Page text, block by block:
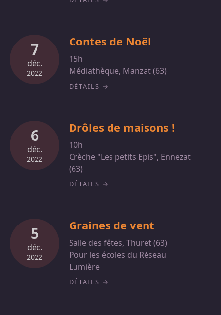
7
déc.
2022
Contes de Noël
15h
Médiathèque, Manzat (63)
DÉTAILS
6
déc.
2022
Drôles de maisons !
10h
Crèche "Les petits Epis", Ennezat
(63)
DÉTAILS
5
déc.
2022
Graines de vent
Salle des fêtes, Thuret (63)
Pour les écoles du Réseau
Lumière
DÉTAILS